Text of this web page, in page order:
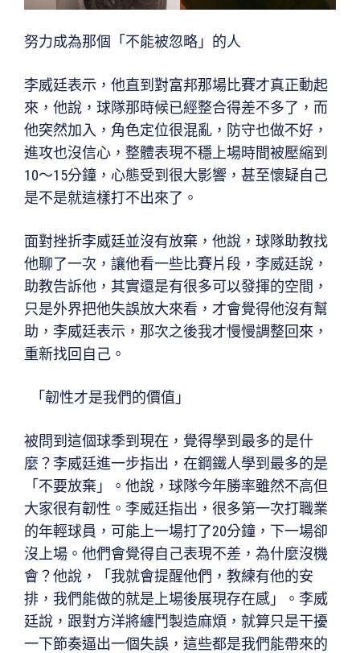
努力成為那個「不能被忽略」的人
李威廷表示，他直到對富邦那場比賽才真正動起
來，他說，球隊那時候已經整合得差不多了，而
他突然加入，角色定位很混亂，防守也做不好，
進攻也沒信心，整體表現不穩上場時間被壓縮到
10～15分鐘，心態受到很大影響，甚至懷疑自己
是不是就這樣打不出來了。
面對挫折李威廷並沒有放棄，他說，球隊助教找
他聊了一次，讓他看一些比賽片段，李威廷說，
助教告訴他，其實還是有很多可以發揮的空間，
只是外界把他失誤放大來看，才會覺得他沒有幫
助，李威廷表示，那次之後我才慢慢調整回來，
重新找回自己。
「韌性才是我們的價值」
被問到這個球季到現在，覺得學到最多的是什
麼？李威廷進一步指出，在鋼鐵人學到最多的是
「不要放棄」。他說，球隊今年勝率雖然不高但
大家很有韌性。李威廷指出，很多第一次打職業
的年輕球員，可能上一場打了20分鐘，下一場卻
沒上場。他們會覺得自己表現不差，為什麼沒機
會？他說，「我就會提醒他們，教練有他的安
排，我們能做的就是上場後展現存在感」。李威
廷說，跟對方洋將纏鬥製造麻煩，就算只是干擾
一下節奏逼出一個失誤，這些都是我們能帶來的